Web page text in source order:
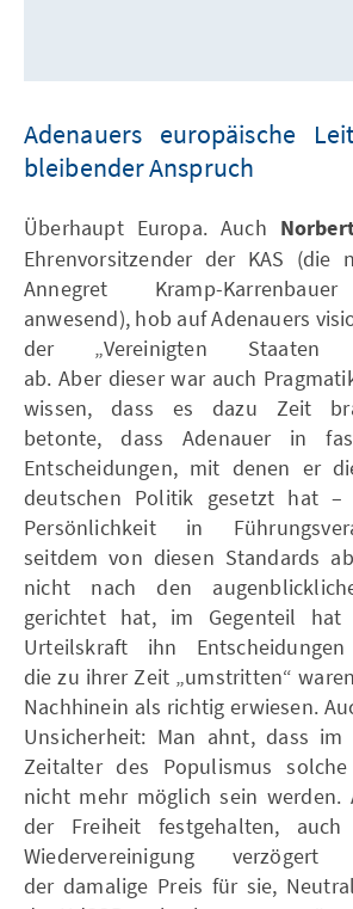
Adenauers europäische
bleibender Anspruch
Überhaupt Europa. Auch
Ehrenvorsitzender der KAS (die
Annegret Kramp-
anwesend), hob auf Adenauers
der „Vereinigten Staaten
ab. Aber dieser war auch
wissen, dass es dazu Zeit
betonte, dass Adenauer in
Entscheidungen, mit denen er
deutschen Politik gesetzt hat –
Persönlichkeit in
seitdem von diesen Standards
nicht nach den
gerichtet hat, im Gegenteil hat
Urteilskraft ihn
die zu ihrer Zeit „umstritten“
Nachhinein als richtig erwiesen.
Unsicherheit: Man ahnt, dass im
Zeitalter des Populismus solche
nicht mehr möglich sein werden.
der Freiheit festgehalten,
Wiedervereinigung
der damalige Preis für sie,